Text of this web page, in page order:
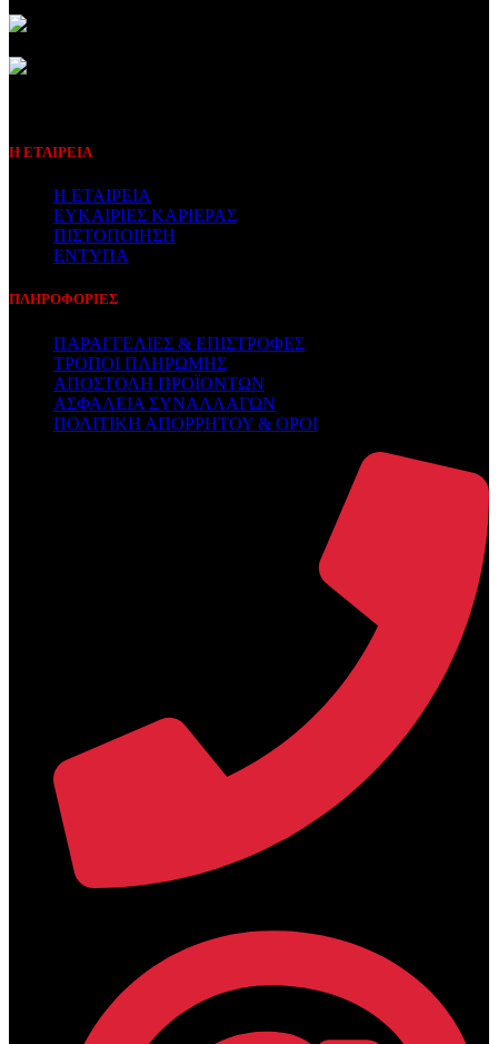
Η ΕΤΑΙΡΕΙΑ
Η ΕΤΑΙΡΕΙΑ
ΕΥΚΑΙΡΙΕΣ ΚΑΡΙΕΡΑΣ
ΠΙΣΤΟΠΟΙΗΣΗ
ΕΝΤΥΠΑ
ΠΛΗΡΟΦΟΡΙΕΣ
ΠΑΡΑΓΓΕΛΙΕΣ & ΕΠΙΣΤΡΟΦΕΣ
ΤΡΟΠΟΙ ΠΛΗΡΩΜΗΣ
ΑΠΟΣΤΟΛΗ ΠΡΟΪΟΝΤΩΝ
ΑΣΦΑΛΕΙΑ ΣΥΝΑΛΛΑΓΩΝ
ΠΟΛΙΤΙΚΗ ΑΠΟΡΡΗΤΟΥ & ΟΡΟΙ